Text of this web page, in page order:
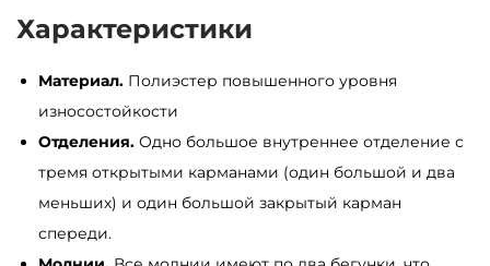
с
о
й
р
ю
к
з
Характеристики
Материал. Полиэстер повышенного уровня
износостойкости
Отделения. Одно большое внутреннее отделение с
тремя открытыми карманами (один большой и два
меньших) и один большой закрытый карман
спереди.